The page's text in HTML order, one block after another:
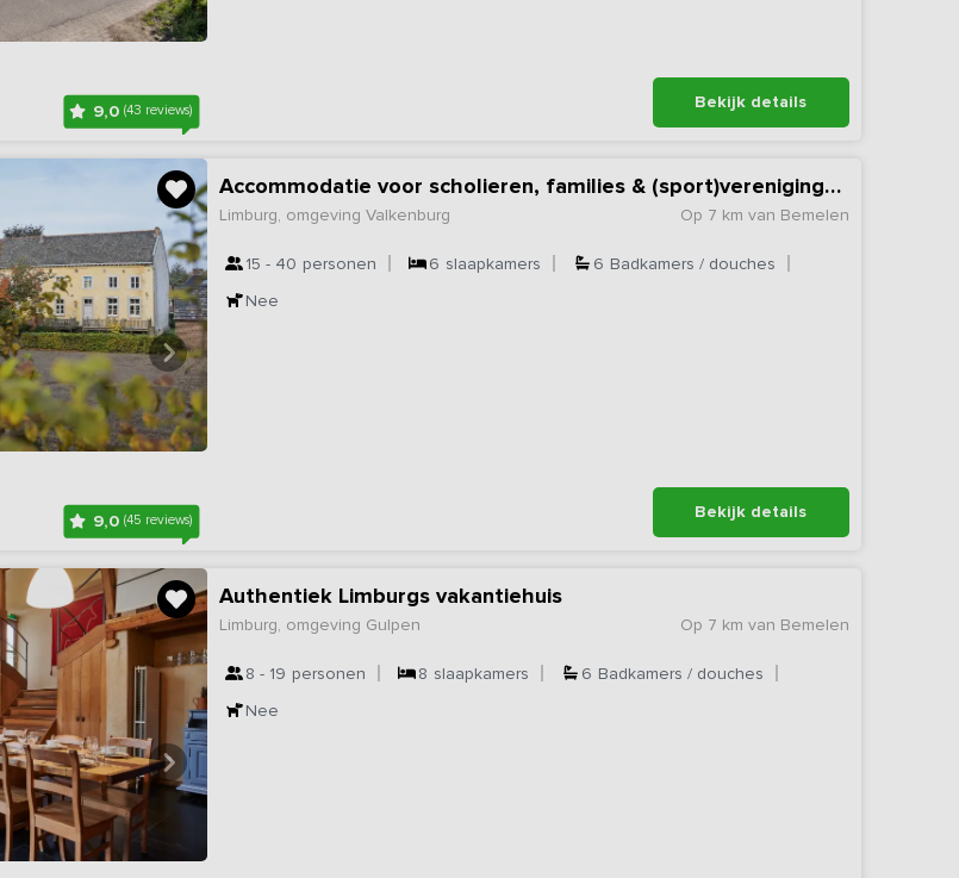
9,0(43 reviews) Bekijk details
9,0(45 reviews)
Accommodatie voor scholieren, families & (sport)verenigingen
Op 7 km van Bemelen
Limburg, omgeving Valkenburg
15 - 40 personen 6 slaapkamers 6 Badkamers / douches
Nee
Bekijk details
Authentiek Limburgs vakantiehuis
Op 7 km van Bemelen
Limburg, omgeving Gulpen
8 - 19 personen 8 slaapkamers 6 Badkamers / douches
Nee